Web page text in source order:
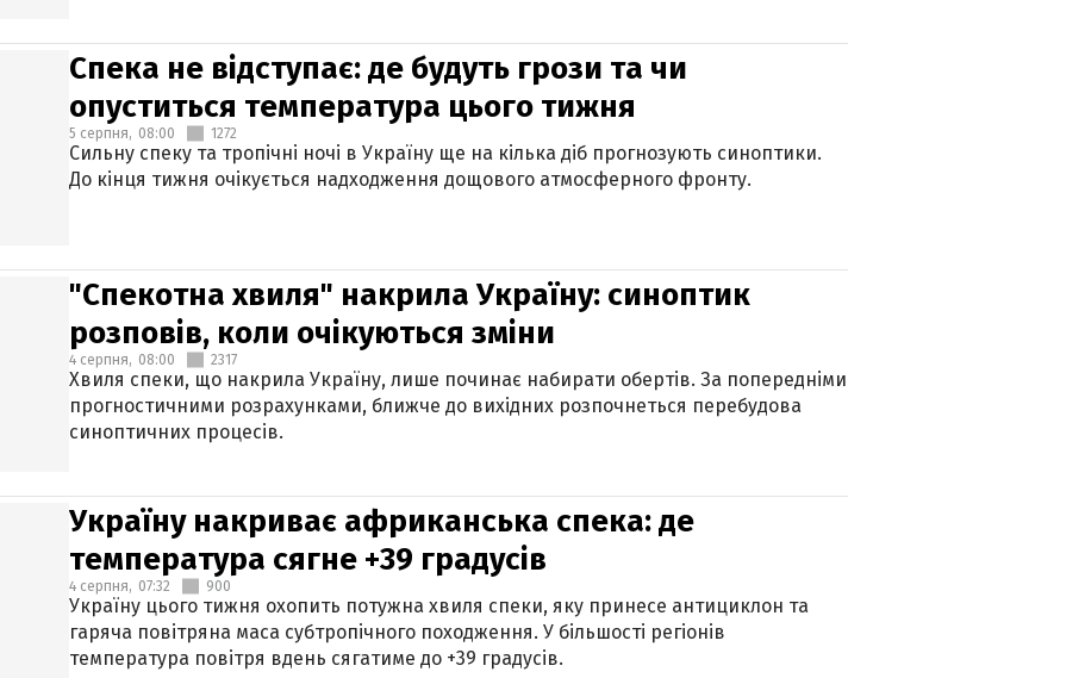
Спека не відступає: де будуть грози та чи
опуститься температура цього тижня
5 серпня, 08:00 1272
Сильну спеку та тропічні ночі в Україну ще на кілька діб прогнозують синоптики.
До кінця тижня очікується надходження дощового атмосферного фронту.
"Спекотна хвиля" накрила Україну: синоптик
розповів, коли очікуються зміни
4 серпня, 08:00 2317
Хвиля спеки, що накрила Україну, лише починає набирати обертів. За попередніми
прогностичними розрахунками, ближче до вихідних розпочнеться перебудова
синоптичних процесів.
Україну накриває африканська спека: де
температура сягне +39 градусів
4 серпня, 07:32 900
Україну цього тижня охопить потужна хвиля спеки, яку принесе антициклон та
гаряча повітряна маса субтропічного походження. У більшості регіонів
температура повітря вдень сягатиме до +39 градусів.